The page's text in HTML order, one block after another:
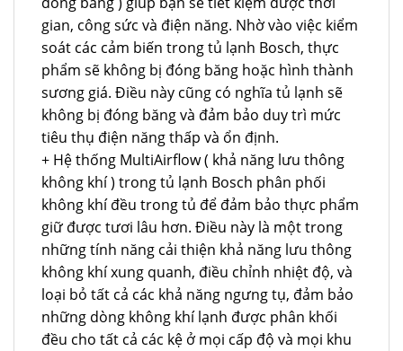
gian, công sức và điện năng. Nhờ vào việc kiểm
soát các cảm biến trong tủ lạnh Bosch, thực
phẩm sẽ không bị đóng băng hoặc hình thành
sương giá. Điều này cũng có nghĩa tủ lạnh sẽ
không bị đóng băng và đảm bảo duy trì mức
tiêu thụ điện năng thấp và ổn định.
+ Hệ thống MultiAirflow ( khả năng lưu thông
không khí ) trong tủ lạnh Bosch phân phối
không khí đều trong tủ để đảm bảo thực phẩm
giữ được tươi lâu hơn. Điều này là một trong
những tính năng cải thiện khả năng lưu thông
không khí xung quanh, điều chỉnh nhiệt độ, và
loại bỏ tất cả các khả năng ngưng tụ, đảm bảo
những dòng không khí lạnh được phân khối
đều cho tất cả các kệ ở mọi cấp độ và mọi khu